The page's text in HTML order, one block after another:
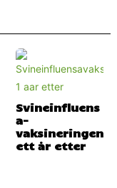
Svineinfluens
a-
vaksineringen
ett år etter